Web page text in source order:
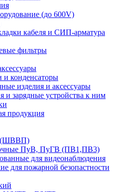
(до 600V)
кабеля и СИП-арматура
фильтры
и конденсаторы
изделия и аксессуары
и зарядные устройства к ним
продукция
(ШВВП)
ПуВ, ПуГВ (ПВ1,ПВ3)
для видеонаблюдения
для пожарной безопастности